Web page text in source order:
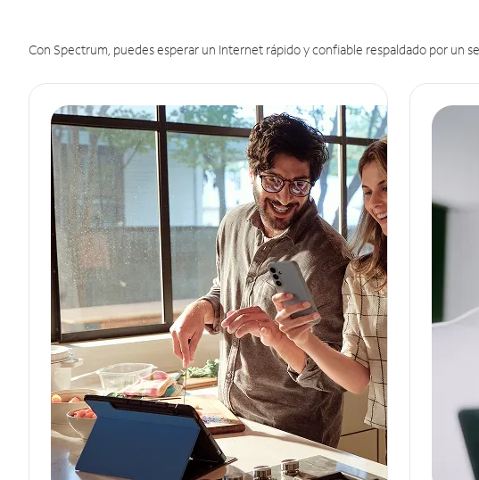
Con Spectrum, puedes esperar un Internet rápido y confiable respaldado por un